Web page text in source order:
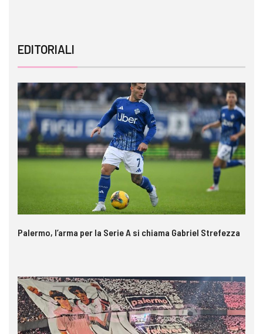
EDITORIALI
Palermo, l’arma per la Serie A si chiama Gabriel Strefezza